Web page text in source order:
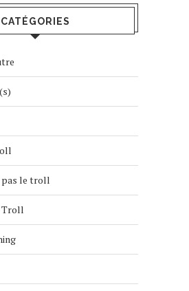
CATÉGORIES
pas le troll
Troll